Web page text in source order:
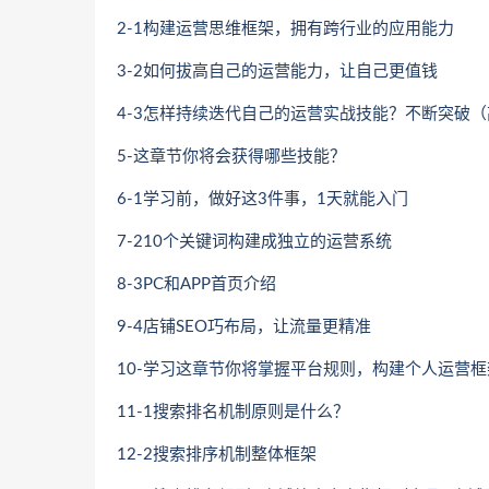
2-1构建运营思维框架，拥有跨行业的应用能力
3-2如何拔高自己的运营能力，让自己更值钱
4-3怎样持续迭代自己的运营实战技能？不断突破（
5-这章节你将会获得哪些技能？
6-1学习前，做好这3件事，1天就能入门
7-210个关键词构建成独立的运营系统
8-3PC和APP首页介绍
9-4店铺SEO巧布局，让流量更精准
10-学习这章节你将掌握平台规则，构建个人运营框
11-1搜索排名机制原则是什么？
12-2搜索排序机制整体框架